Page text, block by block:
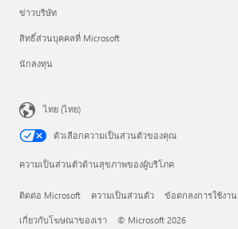
ข่าวบริษัท
สิทธิ์ส่วนบุคคลที่ Microsoft
นักลงทุน
ไทย (ไทย)
ตัวเลือกความเป็นส่วนตัวของคุณ
ความเป็นส่วนตัวด้านสุขภาพของผู้บริโภค
ติดต่อ Microsoft ความเป็นส่วนตัว ข้อตกลงการใช้งาน
เกี่ยวกับโฆษณาของเรา © Microsoft 2026